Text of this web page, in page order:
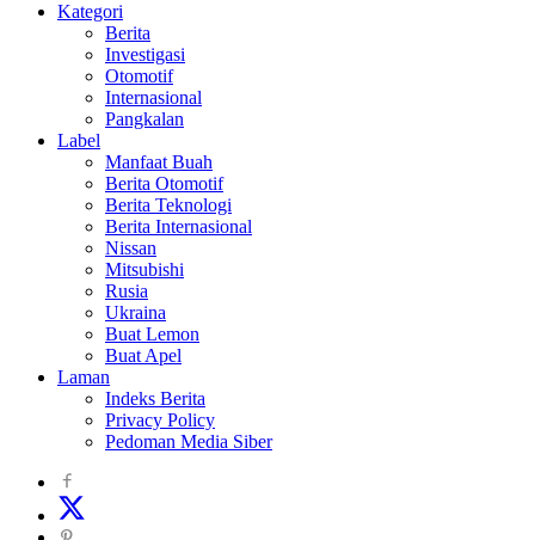
Kategori
Berita
Investigasi
Otomotif
Internasional
Pangkalan
Label
Manfaat Buah
Berita Otomotif
Berita Teknologi
Berita Internasional
Nissan
Mitsubishi
Rusia
Ukraina
Buat Lemon
Buat Apel
Laman
Indeks Berita
Privacy Policy
Pedoman Media Siber